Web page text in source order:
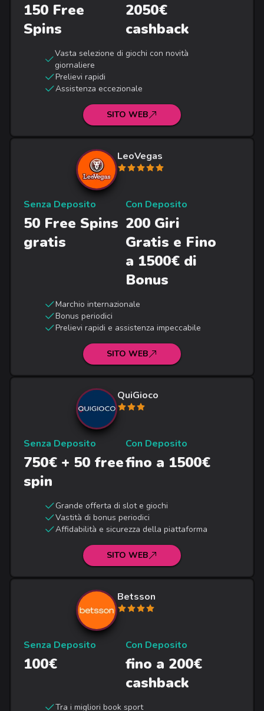
150 Free
Spins
2050€
cashback
Vasta selezione di giochi con novità
giornaliere
Prelievi rapidi
Assistenza eccezionale
SITO WEB
LeoVegas
Senza Deposito
50 Free Spins
gratis
Con Deposito
200 Giri
Gratis e Fino
a 1500€ di
Bonus
Marchio internazionale
Bonus periodici
Prelievi rapidi e assistenza impeccabile
SITO WEB
QuiGioco
Senza Deposito
750€ + 50 free
spin
Con Deposito
fino a 1500€
Grande offerta di slot e giochi
Vastità di bonus periodici
Affidabilità e sicurezza della piattaforma
SITO WEB
Betsson
Senza Deposito
100€
Con Deposito
fino a 200€
cashback
Tra i migliori book sport